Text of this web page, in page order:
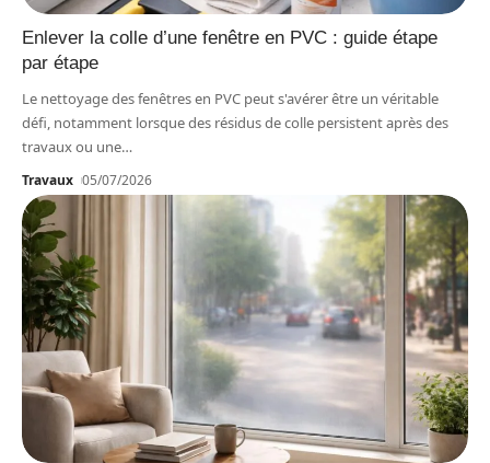
Enlever la colle d’une fenêtre en PVC : guide étape
par étape
Le nettoyage des fenêtres en PVC peut s'avérer être un véritable
défi, notamment lorsque des résidus de colle persistent après des
travaux ou une…
Travaux 05/07/2026